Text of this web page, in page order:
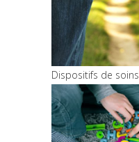
Dispositifs de soins